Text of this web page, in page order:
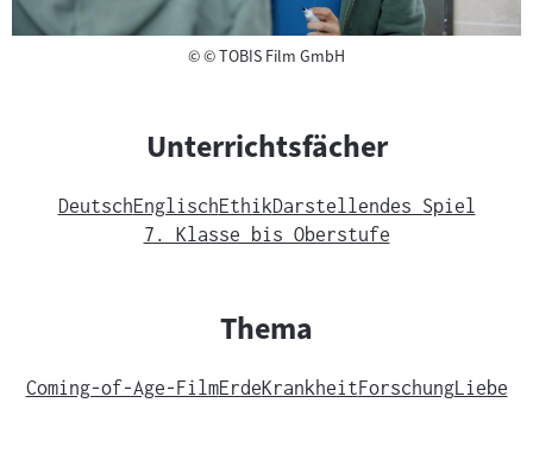
©Copyright
© TOBIS Film GmbH
Unterrichtsfächer
DeutschEnglischEthikDarstellendes Spiel
7. Klasse bis Oberstufe
Thema
Coming-of-Age-FilmErdeKrankheitForschungLiebe